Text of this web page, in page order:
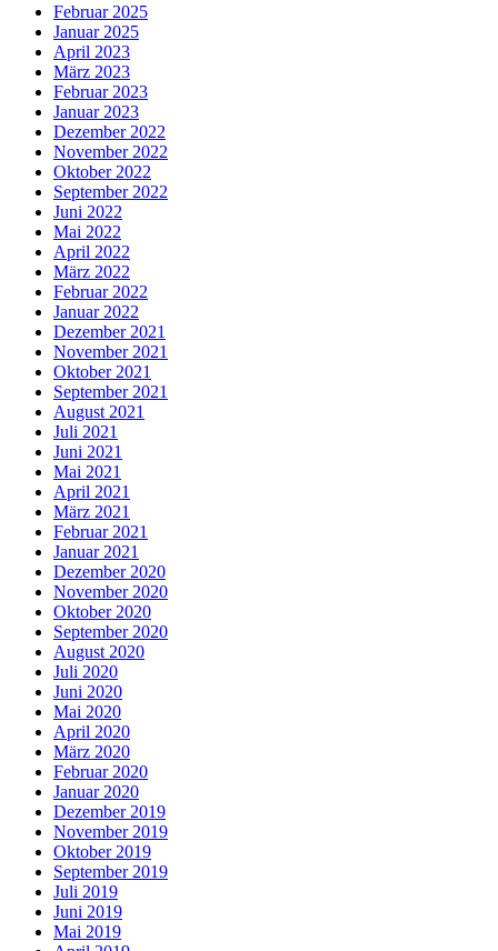
Februar 2025
Januar 2025
April 2023
März 2023
Februar 2023
Januar 2023
Dezember 2022
November 2022
Oktober 2022
September 2022
Juni 2022
Mai 2022
April 2022
März 2022
Februar 2022
Januar 2022
Dezember 2021
November 2021
Oktober 2021
September 2021
August 2021
Juli 2021
Juni 2021
Mai 2021
April 2021
März 2021
Februar 2021
Januar 2021
Dezember 2020
November 2020
Oktober 2020
September 2020
August 2020
Juli 2020
Juni 2020
Mai 2020
April 2020
März 2020
Februar 2020
Januar 2020
Dezember 2019
November 2019
Oktober 2019
September 2019
Juli 2019
Juni 2019
Mai 2019